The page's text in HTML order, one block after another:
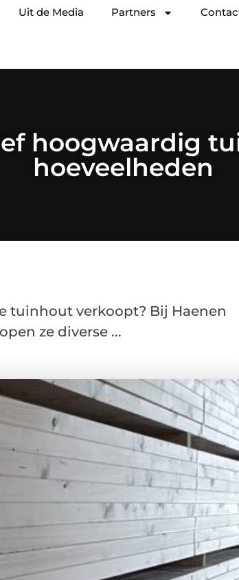
Uit de Media Partners
hoogwaardig
hoeveelheden
tuinhout verkoopt? Bij Haenen
ze diverse ...